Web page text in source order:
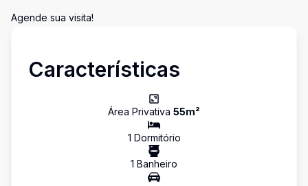
Agende sua visita!
Características
Área Privativa 55m²
1 Dormitório
1 Banheiro